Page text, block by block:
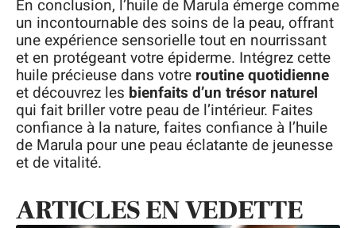
En conclusion, l’huile de Marula émerge comme
un incontournable des soins de la peau, offrant
une expérience sensorielle tout en nourrissant
et en protégeant votre épiderme. Intégrez cette
huile précieuse dans votre routine quotidienne
et découvrez les bienfaits d’un trésor naturel
qui fait briller votre peau de l’intérieur. Faites
confiance à la nature, faites confiance à l’huile
de Marula pour une peau éclatante de jeunesse
et de vitalité.
ARTICLES EN VEDETTE